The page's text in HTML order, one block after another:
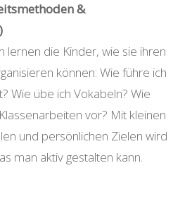
&
lernen die Kinder, wie sie ihren
können: Wie führe ich
Wie übe ich Vokabeln? Wie
vor? Mit kleinen
und persönlichen Zielen wird
man aktiv gestalten kann.